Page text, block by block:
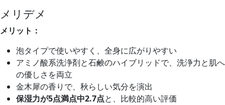
メリデメ
メリット：
泡タイプで使いやすく、全身に広がりやすい
アミノ酸系洗浄剤と石鹸のハイブリッドで、洗浄力と肌へ
の優しさを両立
金木犀の香りで、秋らしい気分を演出
保湿力が5点満点中2.7点と、比較的高い評価